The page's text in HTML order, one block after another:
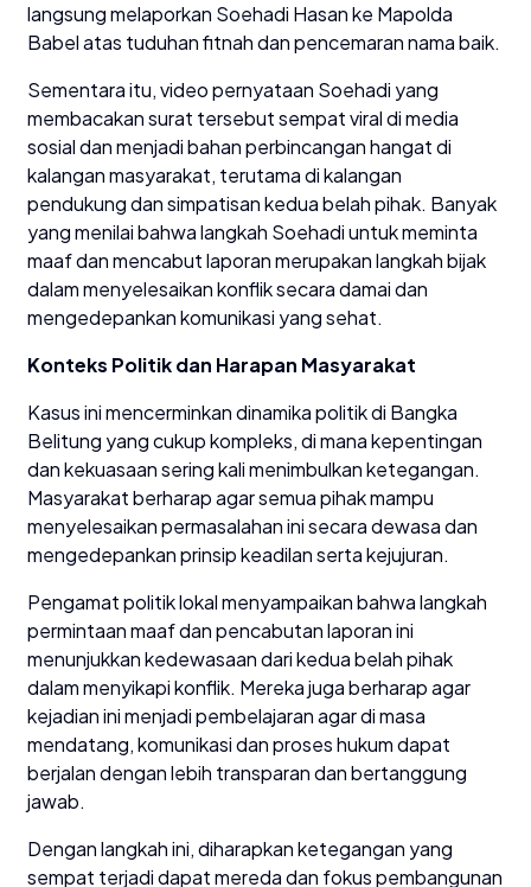
langsung melaporkan Soehadi Hasan ke Mapolda
Babel atas tuduhan fitnah dan pencemaran nama baik.
Sementara itu, video pernyataan Soehadi yang
membacakan surat tersebut sempat viral di media
sosial dan menjadi bahan perbincangan hangat di
kalangan masyarakat, terutama di kalangan
pendukung dan simpatisan kedua belah pihak. Banyak
yang menilai bahwa langkah Soehadi untuk meminta
maaf dan mencabut laporan merupakan langkah bijak
dalam menyelesaikan konflik secara damai dan
mengedepankan komunikasi yang sehat.
Konteks Politik dan Harapan Masyarakat
Kasus ini mencerminkan dinamika politik di Bangka
Belitung yang cukup kompleks, di mana kepentingan
dan kekuasaan sering kali menimbulkan ketegangan.
Masyarakat berharap agar semua pihak mampu
menyelesaikan permasalahan ini secara dewasa dan
mengedepankan prinsip keadilan serta kejujuran.
Pengamat politik lokal menyampaikan bahwa langkah
permintaan maaf dan pencabutan laporan ini
menunjukkan kedewasaan dari kedua belah pihak
dalam menyikapi konflik. Mereka juga berharap agar
kejadian ini menjadi pembelajaran agar di masa
mendatang, komunikasi dan proses hukum dapat
berjalan dengan lebih transparan dan bertanggung
jawab.
Dengan langkah ini, diharapkan ketegangan yang
sempat terjadi dapat mereda dan fokus pembangunan